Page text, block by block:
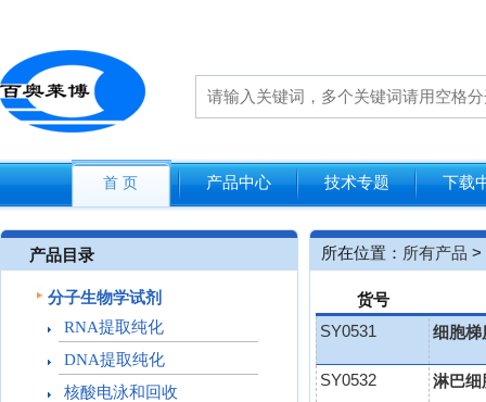
首 页 产品中心 技术专题 下载
产品目录
分子生物学试剂
RNA提取纯化
DNA提取纯化
核酸电泳和回收
所在位置： 所有产品 >
货号
SY0531
细胞
SY0532 淋巴细